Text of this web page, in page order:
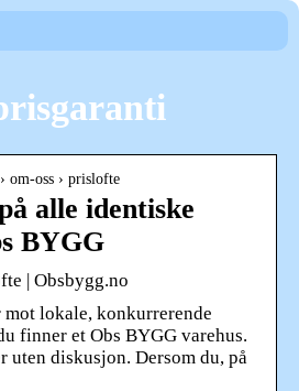
om-oss › prislofte
alle identiske
BYGG
| Obsbygg.no
lokale, konkurrerende
finner et Obs BYGG varehus.
uten diskusjon. Dersom du, på